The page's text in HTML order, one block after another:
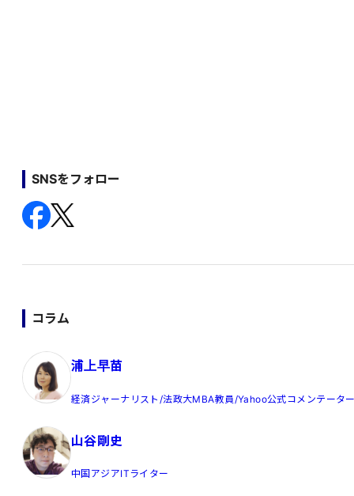
SNSをフォロー
コラム
浦上早苗
経済ジャーナリスト/法政大MBA教員/Yahoo公式コメンテータ
山谷剛史
中国アジアITライター